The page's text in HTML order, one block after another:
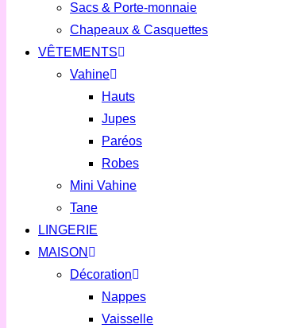
Sacs & Porte-monnaie
Chapeaux & Casquettes
VÊTEMENTS
Vahine
Hauts
Jupes
Paréos
Robes
Mini Vahine
Tane
LINGERIE
MAISON
Décoration
Nappes
Vaisselle